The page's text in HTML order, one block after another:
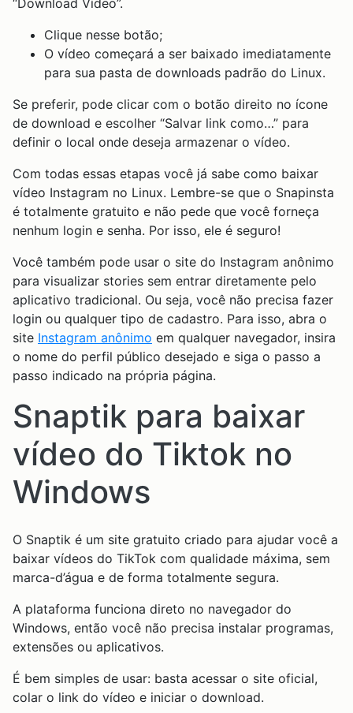
“Download Vídeo”.
Clique nesse botão;
O vídeo começará a ser baixado imediatamente
para sua pasta de downloads padrão do Linux.
Se preferir, pode clicar com o botão direito no ícone
de download e escolher “Salvar link como…” para
definir o local onde deseja armazenar o vídeo.
Com todas essas etapas você já sabe como baixar
vídeo Instagram no Linux. Lembre-se que o Snapinsta
é totalmente gratuito e não pede que você forneça
nenhum login e senha. Por isso, ele é seguro!
Você também pode usar o site do Instagram anônimo
para visualizar stories sem entrar diretamente pelo
aplicativo tradicional. Ou seja, você não precisa fazer
login ou qualquer tipo de cadastro. Para isso, abra o
site Instagram anônimo em qualquer navegador, insira
o nome do perfil público desejado e siga o passo a
passo indicado na própria página.
Snaptik para baixar
vídeo do Tiktok no
Windows
O Snaptik é um site gratuito criado para ajudar você a
baixar vídeos do TikTok com qualidade máxima, sem
marca-d’água e de forma totalmente segura.
A plataforma funciona direto no navegador do
Windows, então você não precisa instalar programas,
extensões ou aplicativos.
É bem simples de usar: basta acessar o site oficial,
colar o link do vídeo e iniciar o download.